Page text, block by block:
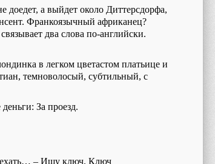
доедет, а выйдет около Диттерсдорфа,
Франкоязычный африканец?
два слова по-английски.
в легком цветастом платьице и
темноволосый, субтильный, с
За проезд.
– Ищу ключ. Ключ